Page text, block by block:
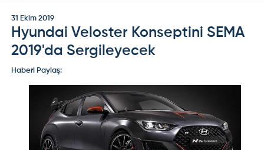
31 Ekim 2019
Hyundai Veloster Konseptini SEMA
2019'da Sergileyecek
Haberi Paylaş: